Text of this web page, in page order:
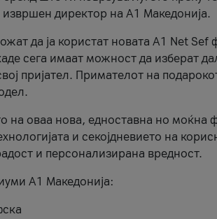
директор на А1 Македонија.
да ја користат новата А1 Net
сега имаат можност да изберат
пријател. Примателот на
на оваа нова, едноставна но моќна
и секојдневието на
и персонализирана вредност.
А1 Македонија: